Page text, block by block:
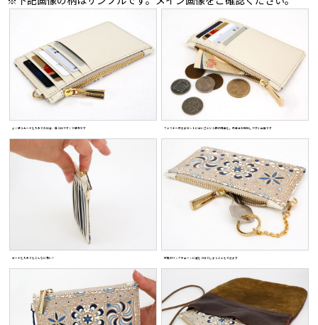
よく使うカードを入れておけば、見つけやすくて便利です ファスナー付きポケットにはいざという時の現金を。内装はお掃除しやすい合皮です
カードを入れてもこんなに薄い！ 付属のリングチェーンに鍵をつけてしまうこともできます